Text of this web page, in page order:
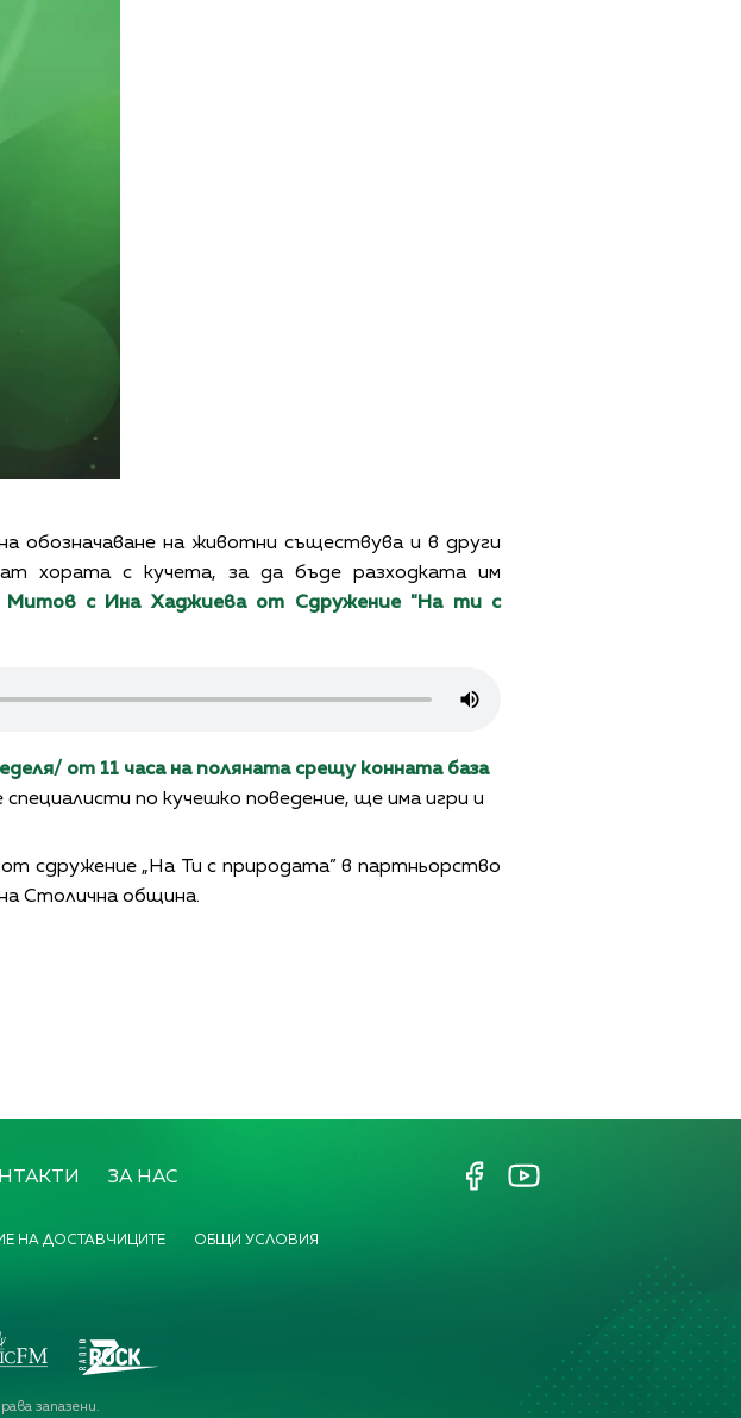
обозначаване на животни съществува и в други
хората с кучета, за да бъде разходката им
с Ина Хаджиева от Сдружение "На ти с
от 11 часа на поляната срещу конната база
по кучешко поведение, ще има игри и
сдружение „На Ти с природата” в партньорство
Столична община.
ЗА НАС
НА ДОСТАВЧИЦИТЕ ОБЩИ УСЛОВИЯ
запазени.